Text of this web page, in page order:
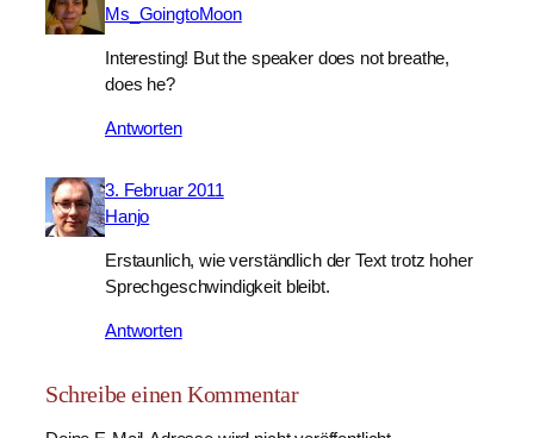
Ms_GoingtoMoon
Interesting! But the speaker does not breathe,
does he?
Antworten
3. Februar 2011
Hanjo
Erstaunlich, wie verständlich der Text trotz hoher
Sprechgeschwindigkeit bleibt.
Antworten
Schreibe einen Kommentar